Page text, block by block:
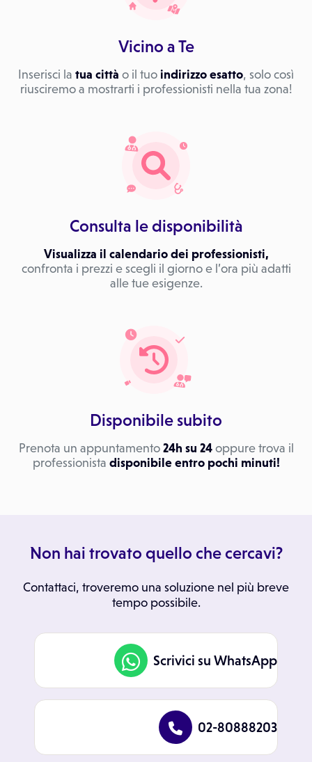
Vicino a Te
Inserisci la tua città o il tuo indirizzo esatto, solo così
riusciremo a mostrarti i professionisti nella tua zona!
Consulta le disponibilità
Visualizza il calendario dei professionisti,
confronta i prezzi e scegli il giorno e l’ora più adatti
alle tue esigenze.
Disponibile subito
Prenota un appuntamento 24h su 24oppure trova il
professionista disponibile entro pochi minuti!
Non hai trovato quello che cercavi?
Contattaci, troveremo una soluzione nel più breve
tempo possibile.
Scrivici su WhatsApp
02-80888203